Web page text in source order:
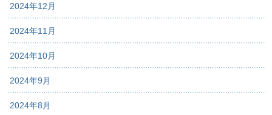
2024年12月
2024年11月
2024年10月
2024年9月
2024年8月